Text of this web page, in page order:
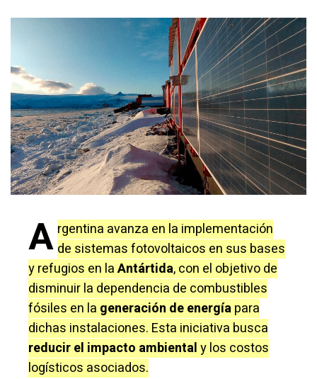
A rgentina avanza en la implementación
de sistemas fotovoltaicos en sus bases
y refugios en laAntártida, con el objetivo de
disminuir la dependencia de combustibles
fósiles en la generación de energíapara
dichas instalaciones. Esta iniciativa busca
reducir el impacto ambientaly los costos
logísticos asociados.